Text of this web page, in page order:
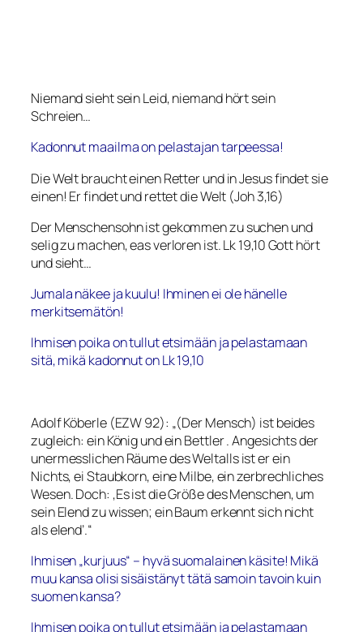
Niemand sieht sein Leid, niemand hört sein
Schreien…
Kadonnut maailma on pelastajan tarpeessa!
Die Welt braucht einen Retter und in Jesus findet sie
einen! Er findet und rettet die Welt (Joh 3,16)
Der Menschensohn ist gekommen zu suchen und
selig zu machen, eas verloren ist. Lk 19,10 Gott hört
und sieht…
Jumala näkee ja kuulu! Ihminen ei ole hänelle
merkitsemätön!
Ihmisen poika on tullut etsimään ja pelastamaan
sitä, mikä kadonnut onLk 19,10
Adolf Köberle (EZW 92): „(Der Mensch) ist beides
zugleich: ein König und ein Bettler . Angesichts der
unermesslichen Räume des Weltalls ist er ein
Nichts, ei Staubkorn, eine Milbe, ein zerbrechliches
Wesen. Doch: ‚Es ist die Größe des Menschen, um
sein Elend zu wissen; ein Baum erkennt sich nicht
als elend’.“
Ihmisen „kurjuus“ – hyvä suomalainen käsite! Mikä
muu kansa olisi sisäistänyt tätä samoin tavoin kuin
suomen kansa?
Ihmisen poika on tullut etsimään ja pelastamaan